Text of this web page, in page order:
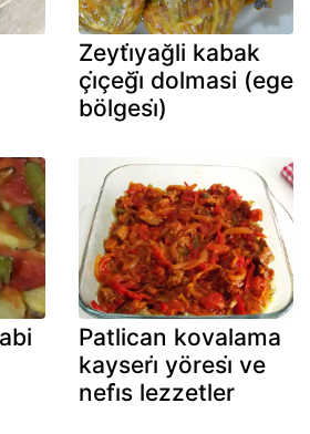
Zeyti̇yağli kabak
çi̇çeği̇ dolmasi (ege
bölgesi̇)
Patlican kovalama
kayseri̇ yöresi̇ ve
nefi̇s lezzetler